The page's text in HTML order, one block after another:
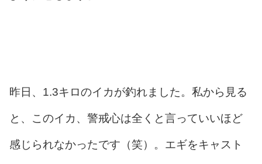
昨日、1.3キロのイカが釣れました。私から見る
と、このイカ、警戒心は全くと言っていいほど
感じられなかったです（笑）。エギをキャスト